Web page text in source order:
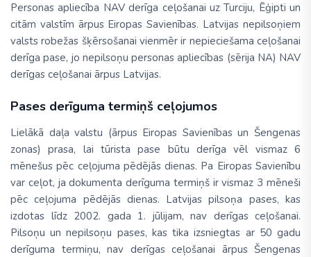
Personas apliecība NAV derīga ceļošanai uz Turciju, Ēģipti un
citām valstīm ārpus Eiropas Savienības. Latvijas nepilsoņiem
valsts robežas šķērsošanai vienmēr ir nepieciešama ceļošanai
derīga pase, jo nepilsoņu personas apliecības (sērija NA) NAV
derīgas ceļošanai ārpus Latvijas.
Pases derīguma termiņš ceļojumos
Lielākā daļa valstu (ārpus Eiropas Savienības un Šengenas
zonas) prasa, lai tūrista pase būtu derīga vēl vismaz 6
mēnešus pēc ceļojuma pēdējās dienas. Pa Eiropas Savienību
var ceļot, ja dokumenta derīguma termiņš ir vismaz 3 mēneši
pēc ceļojuma pēdējās dienas. Latvijas pilsoņa pases, kas
izdotas līdz 2002. gada 1. jūlijam, nav derīgas ceļošanai.
Pilsoņu un nepilsoņu pases, kas tika izsniegtas ar 50 gadu
derīguma termiņu, nav derīgas ceļošanai ārpus Šengenas